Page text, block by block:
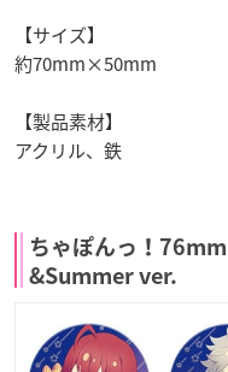
【サイズ】
約70mm×50mm
【製品素材】
アクリル、鉄
ちゃぽんっ！
&Summer ver.